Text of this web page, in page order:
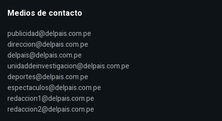
Medios de contacto
publicidad@delpais.com.pe
direccion@delpais.com.pe
delpais@delpais.com.pe
unidaddeinvestigacion@delpais.com.pe
deportes@delpais.com.pe
espectaculos@delpais.com.pe
redaccion1@delpais.com.pe
redaccion2@delpais.com.pe